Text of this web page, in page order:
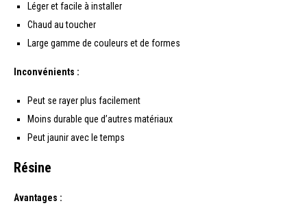
Léger et facile à installer
Chaud au toucher
Large gamme de couleurs et de formes
Inconvénients :
Peut se rayer plus facilement
Moins durable que d’autres matériaux
Peut jaunir avec le temps
Résine
Avantages :